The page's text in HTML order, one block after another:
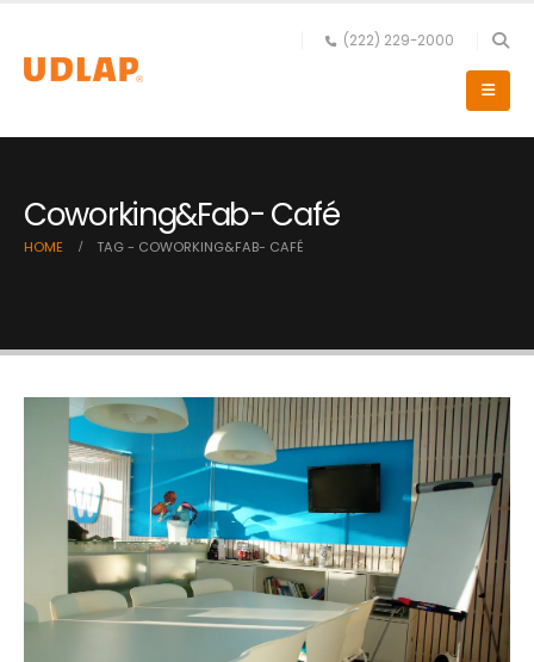
(222) 229-2000
Coworking&Fab- Café
HOME TAG - COWORKING&FAB- CAFÉ